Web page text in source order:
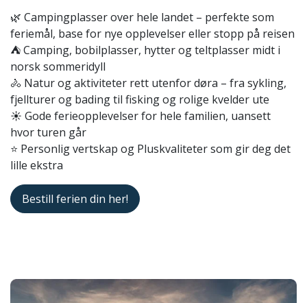
🌿 Campingplasser over hele landet – perfekte som
feriemål, base for nye opplevelser eller stopp på reisen
⛺ Camping, bobilplasser, hytter og teltplasser midt i
norsk sommeridyll
🚴 Natur og aktiviteter rett utenfor døra – fra sykling,
fjellturer og bading til fisking og rolige kvelder ute
☀️ Gode ferieopplevelser for hele familien, uansett
hvor turen går
⭐ Personlig vertskap og Pluskvaliteter som gir deg det
lille ekstra
Bestill ferien din her!